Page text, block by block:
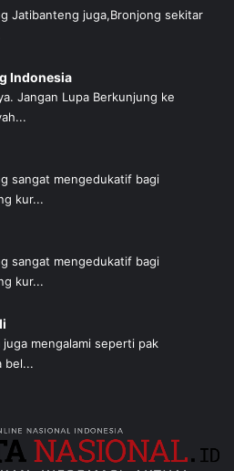
Jatibanteng juga,Bronjong sekitar
Indonesia
Jangan Lupa Berkunjung ke
sangat mengedukatif bagi
kur...
sangat mengedukatif bagi
kur...
juga mengalami seperti pak
bel...